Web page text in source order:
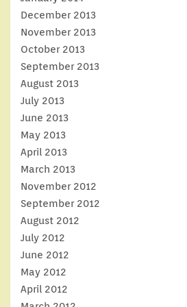
December 2013
November 2013
October 2013
September 2013
August 2013
July 2013
June 2013
May 2013
April 2013
March 2013
November 2012
September 2012
August 2012
July 2012
June 2012
May 2012
April 2012